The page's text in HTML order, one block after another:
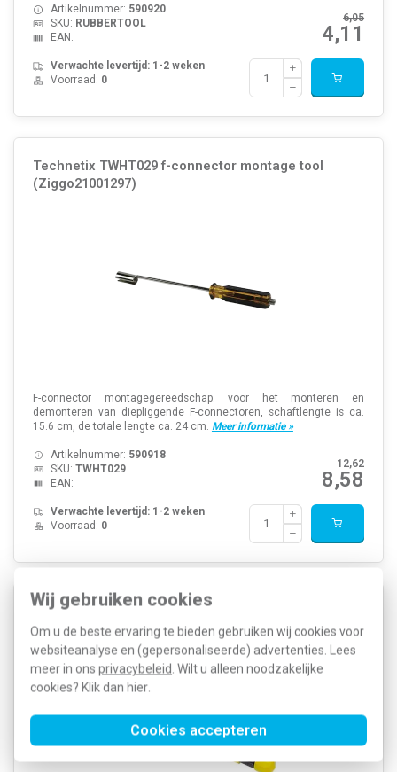
Wij gebruiken cookies
Om u de beste ervaring te bieden gebruiken wij cookies voor
websiteanalyse en (gepersonaliseerde) advertenties. Lees
meer in ons privacybeleid. Wilt u alleen noodzakelijke
cookies? Klik dan hier.
Cookies accepteren
6,05
4,11
Artikelnummer: 590920
SKU: RUBBERTOOL
EAN:
Verwachte levertijd: 1-2 weken
Voorraad: 0
Technetix TWHT029 f-connector montage tool
(Ziggo21001297)
F-connector montagegereedschap. voor het monteren en
demonteren van diepliggende F-connectoren, schaftlengte is ca.
15.6 cm, de totale lengte ca. 24 cm. Meer informatie »
12,62
8,58
Artikelnummer: 590918
SKU: TWHT029
EAN:
Verwachte levertijd: 1-2 weken
Voorraad: 0
Technetix TW 407-AH/IT Torque Wrench
momentsleutel 7/16″ met haakse kop en tap-poort